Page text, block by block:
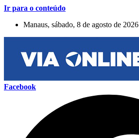
Ir para o conteúdo
Manaus, sábado, 8 de agosto de 2026
Facebook